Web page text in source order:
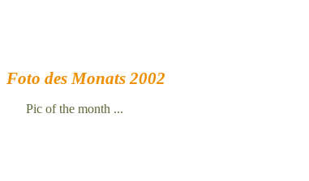
Foto des Monats 2002
Pic of the month ...